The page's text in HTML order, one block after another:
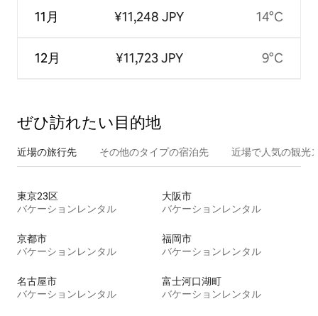
11月
12月
¥11,248 JPY
¥11,723 JPY
14°C
9°C
ぜひ訪⁠れ⁠た⁠い目⁠的⁠地
近場の旅行先 その他のタ⁠イ⁠プ⁠の宿⁠泊⁠先 近場で人気の観光
東京23区
バケーションレンタル
大阪市
バケーションレンタル
京都市
バケーションレンタル
福岡市
バケーションレンタル
名古屋市
バケーションレンタル
富士河口湖町
バケーションレンタル